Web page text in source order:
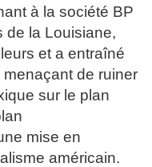
à la société BP
de la Louisiane,
et a entraîné
de ruiner
sur le plan
mise en
américain.